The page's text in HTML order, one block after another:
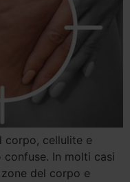
corpo, cellulite e
In molti casi
del corpo e